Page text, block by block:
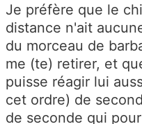
Je préfère que le
distance n'ait
du morceau de
me (te) retirer, et
puisse réagir lui
cet ordre) de
de seconde qui